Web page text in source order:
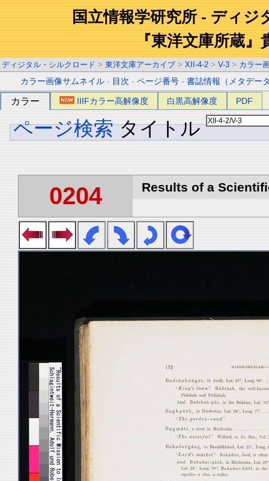
国立情報学研究所 - ディジ
『東洋文庫所蔵』
ディジタル・シルクロード > 東洋文庫アーカイブ > XII-4-2 > V-3 > カラー
カラー画像サムネイル - 目次 -ページ番号 -書誌情報（メタデー
カラー IIIFカラー高解像度 白黒高解像度 PDF
ページ検索 タイトル
0204 Results of a